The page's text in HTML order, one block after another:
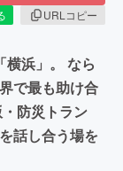
URLコピー
横浜」。 なら
で最も助け合
防災トラン
話し合う場を